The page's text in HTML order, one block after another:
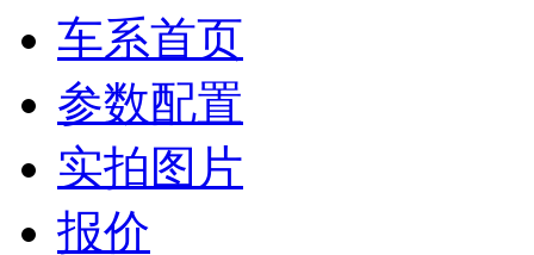
车系首页
参数配置
实拍图片
报价